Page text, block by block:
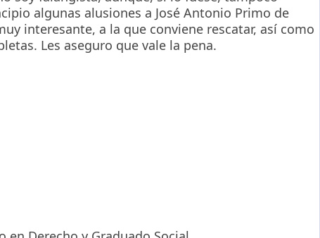
algunas alusiones a José Antonio Primo de
interesante, a la que conviene rescatar, así como
Les aseguro que vale la pena.